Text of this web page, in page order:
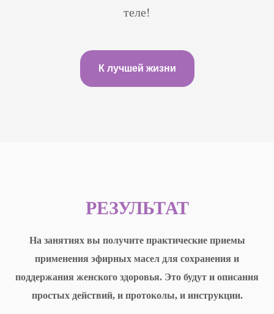
теле!
К лучшей жизни
РЕЗУЛЬТАТ
На занятиях вы получите практические приемы
применения эфирных масел для сохранения и
поддержания женского здоровья. Это будут и описания
простых действий, и протоколы, и инструкции.